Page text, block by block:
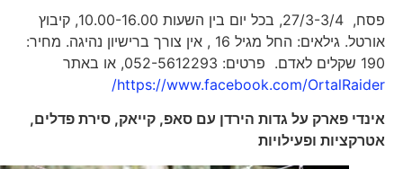
פסח, 27/3-3/4, בכל יום בין השעות 10.00-16.00, קיבוץ
אורטל. גילאים: החל מגיל 16 , אין צורך ברישיון נהיגה. מחיר:
190 שקלים לאדם. פרטים: 052-5612293, או באתר
https://www.facebook.com/OrtalRaider/
אינדי פארק על גדות הירדן עם סאפ, קייאק, סירת פדלים,
אטרקציות ופעילויות